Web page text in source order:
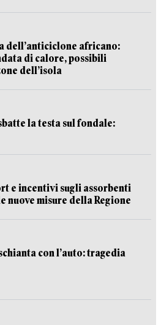
dell’anticiclone africano:
di calore, possibili
dell’isola
la testa sul fondale:
e incentivi sugli assorbenti
nuove misure della Regione
con l’auto: tragedia